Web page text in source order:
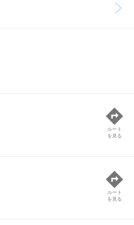
ルート
を見る
ルート
を見る